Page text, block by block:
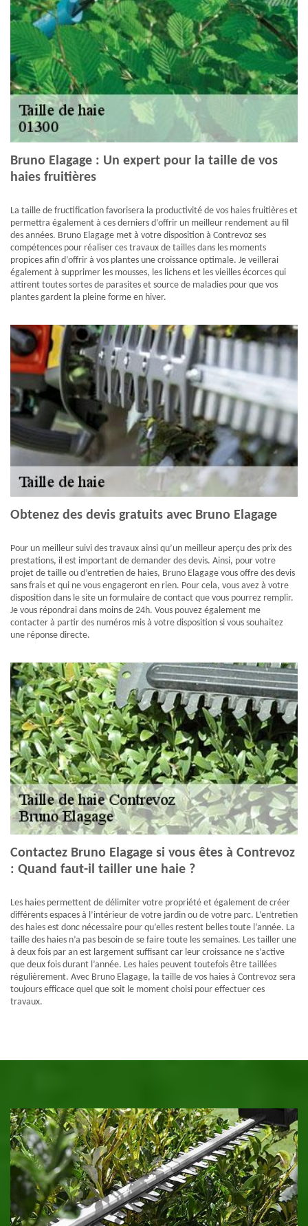
Bruno Elagage : Un expert pour la taille de vos
haies fruitières
La taille de fructification favorisera la productivité de vos haies fruitières et
permettra également à ces derniers d’offrir un meilleur rendement au fil
des années. Bruno Elagage met à votre disposition à Contrevoz ses
compétences pour réaliser ces travaux de tailles dans les moments
propices afin d’offrir à vos plantes une croissance optimale. Je veillerai
également à supprimer les mousses, les lichens et les vieilles écorces qui
attirent toutes sortes de parasites et source de maladies pour que vos
plantes gardent la pleine forme en hiver.
Obtenez des devis gratuits avec Bruno Elagage
Pour un meilleur suivi des travaux ainsi qu’un meilleur aperçu des prix des
prestations, il est important de demander des devis. Ainsi, pour votre
projet de taille ou d’entretien de haies, Bruno Elagage vous offre des devis
sans frais et qui ne vous engageront en rien. Pour cela, vous avez à votre
disposition dans le site un formulaire de contact que vous pourrez remplir.
Je vous répondrai dans moins de 24h. Vous pouvez également me
contacter à partir des numéros mis à votre disposition si vous souhaitez
une réponse directe.
Contactez Bruno Elagage si vous êtes à Contrevoz
: Quand faut-il tailler une haie ?
Les haies permettent de délimiter votre propriété et également de créer
différents espaces à l’intérieur de votre jardin ou de votre parc. L’entretien
des haies est donc nécessaire pour qu’elles restent belles toute l’année. La
taille des haies n’a pas besoin de se faire toute les semaines. Les tailler une
à deux fois par an est largement suffisant car leur croissance ne s’active
que deux fois durant l’année. Les haies peuvent toutefois être taillées
régulièrement. Avec Bruno Elagage, la taille de vos haies à Contrevoz sera
toujours efficace quel que soit le moment choisi pour effectuer ces
travaux.